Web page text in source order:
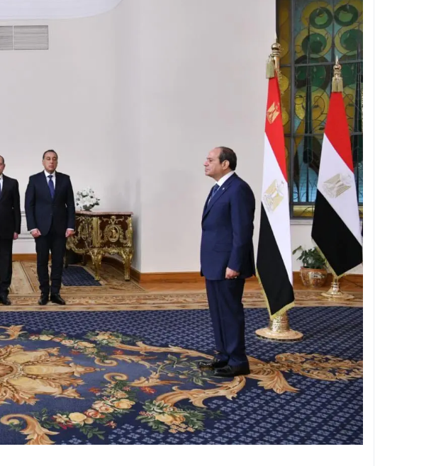
تأشيرة العمرة متعددة الدخول 2026 .. السعودية تمنح المعتمرين عامًا كاملًا و90 يومًا للإقامة “الشروط والخطوات”
حريق مفاجئ يهز مستشفى التأمين الصحي بمدينة نصر .. والمعاينة
الأنصاري يقود جولة ميدانية حاسمة بالجيزة .. إزالة فورية لمخالفات